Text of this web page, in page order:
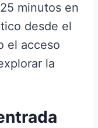
minutos en
desde el
el acceso
la